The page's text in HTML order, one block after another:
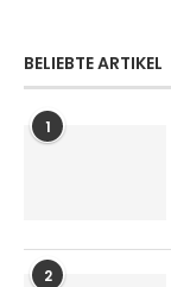
BELIEBTE ARTIKEL
1
2